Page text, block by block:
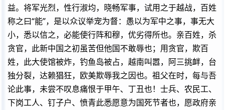
益。将军光烈，性行淑均，晓畅军事，试用之于越战，百姓
称之曰“能”，是以众议举宠为督：愚以为军中之事，事无大
小，悉以信之，必能使行阵和穆，优劣得所也。亲百姓，杀
贪官，此新中国之初虽苦但他国不敢辱也；用贪官，欺百
姓，此大使馆被炸，钓鱼岛被占，越南叫嚣，阿三挑衅，台
独分裂，达赖猖狂，欧美欺辱我之因也。祖父在时，每与吾
论此事，未尝不叹息痛恨于甲午、丁丑也！士兵、农民工、
下岗工人、钉子户、愤青此悉愿意为国死节者也，愿政府亲